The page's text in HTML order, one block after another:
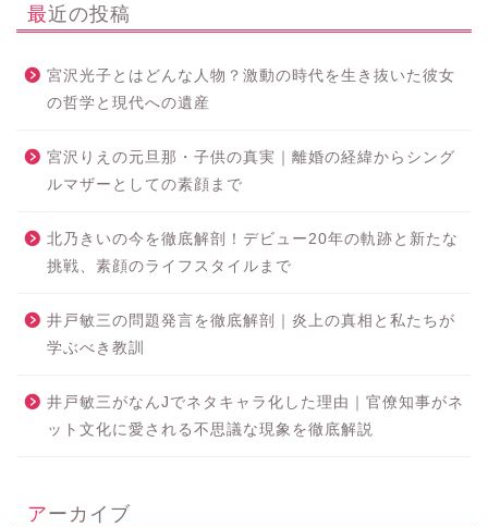
最近の投稿
宮沢光子とはどんな人物？激動の時代を生き抜いた彼女
の哲学と現代への遺産
宮沢りえの元旦那・子供の真実｜離婚の経緯からシング
ルマザーとしての素顔まで
北乃きいの今を徹底解剖！デビュー20年の軌跡と新たな
挑戦、素顔のライフスタイルまで
井戸敏三の問題発言を徹底解剖｜炎上の真相と私たちが
学ぶべき教訓
井戸敏三がなんJでネタキャラ化した理由｜官僚知事がネ
ット文化に愛される不思議な現象を徹底解説
アーカイブ